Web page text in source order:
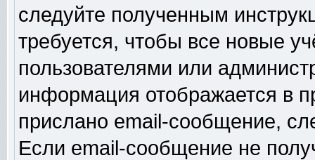
следуйте полученным
требуется, чтобы все новые
пользователями или
информация отображается в
прислано email-сообщение,
Если email-сообщение не